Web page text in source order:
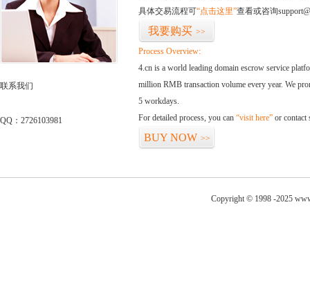
联系我们
QQ：2726103981
具体交易流程可“点击这里”查看或咨询
我要购买 >>
Process Overview:
4.cn is a world leading domain escrow service
million RMB transaction volume every year. We
5 workdays.
For detailed process, you can “visit here” or contact
BUY NOW >>
Copyright © 1998 -2025